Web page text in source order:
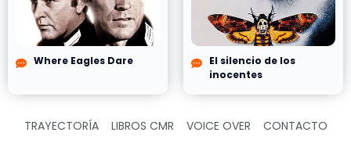
Where Eagles Dare
El silencio de los
inocentes
TRAYECTORÍA LIBROS CMR VOICE OVER CONTACTO